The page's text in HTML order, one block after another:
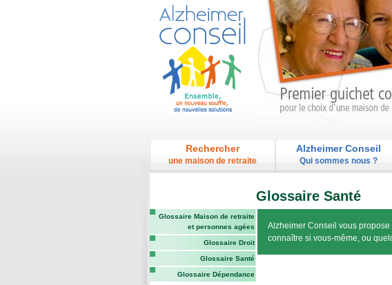
Rechercher
une maison de retraite
Alzheimer Conseil
Qui sommes nous ?
Glossaire Santé
Glossaire Maison de retraite
et personnes agées
Glossaire Droit
Glossaire Santé
Glossaire Dépendance
Alzheimer Conseil vous
connaître si vous-même, ou